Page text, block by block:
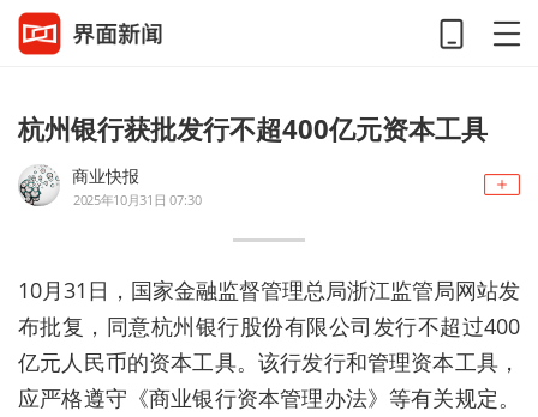
杭州银行获批发行不超400亿元资本工具
商业快报
2025年10月31日 07:30
10月31日，国家金融监督管理总局浙江监管局网站发
布批复，同意杭州银行股份有限公司发行不超过400
亿元人民币的资本工具。该行发行和管理资本工具，
应严格遵守《商业银行资本管理办法》等有关规定。